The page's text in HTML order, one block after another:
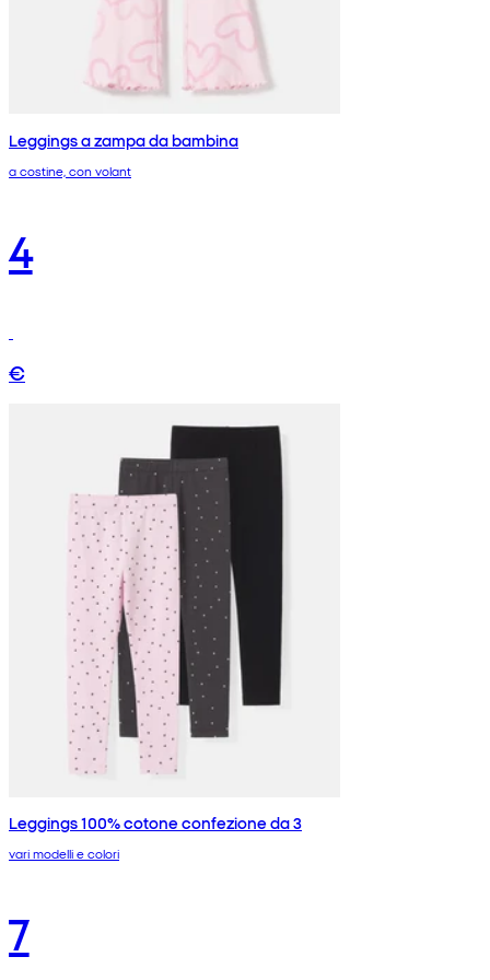
Leggings a zampa da bambina
a costine, con volant
4
€
Leggings 100% cotone confezione da 3
vari modelli e colori
7